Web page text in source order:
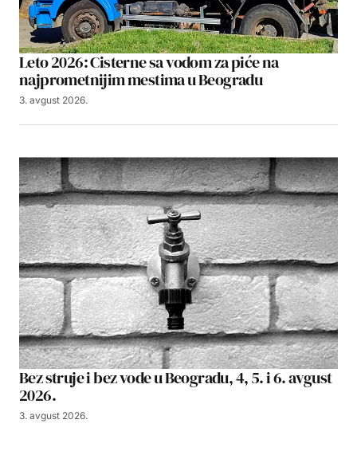
Leto 2026: Cisterne sa vodom za piće na
najprometnijim mestima u Beogradu
3. avgust 2026.
Bez struje i bez vode u Beogradu, 4, 5. i 6. avgust
2026.
3. avgust 2026.